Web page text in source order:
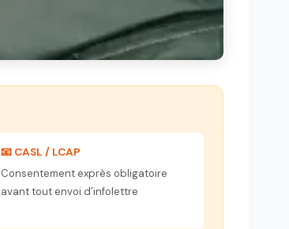
📧 CASL / LCAP
Consentement exprès obligatoire
avant tout envoi d’infolettre